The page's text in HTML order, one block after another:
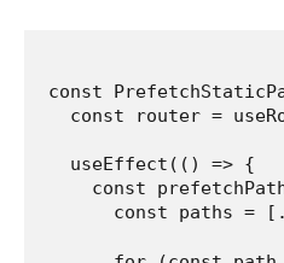
const
const router =
  useEffect(() => {
const
const paths =